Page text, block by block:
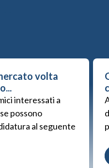
volta
interessati a
possono
al seguente